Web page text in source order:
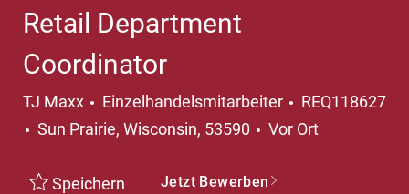
Retail Department
Coordinator
TJ Maxx Kategorie
Einzelhandelsmitarbeiter
REQ118627
Ort
Sun Prairie, Wisconsin, 53590 Vor Ort
Speichern Jetzt Bewerben